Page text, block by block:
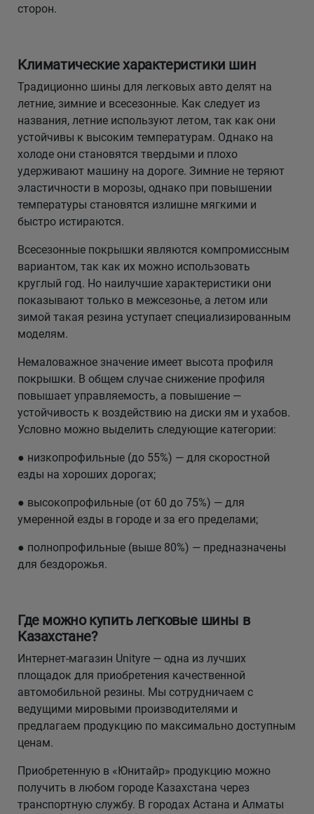
сторон.
Климатические характеристики шин
Традиционно шины для легковых авто делят на
летние, зимние и всесезонные. Как следует из
названия, летние используют летом, так как они
устойчивы к высоким температурам. Однако на
холоде они становятся твердыми и плохо
удерживают машину на дороге. Зимние не теряют
эластичности в морозы, однако при повышении
температуры становятся излишне мягкими и
быстро истираются.
Всесезонные покрышки являются компромиссным
вариантом, так как их можно использовать
круглый год. Но наилучшие характеристики они
показывают только в межсезонье, а летом или
зимой такая резина уступает специализированным
моделям.
Немаловажное значение имеет высота профиля
покрышки. В общем случае снижение профиля
повышает управляемость, а повышение —
устойчивость к воздействию на диски ям и ухабов.
Условно можно выделить следующие категории:
● низкопрофильные (до 55%) — для скоростной
езды на хороших дорогах;
● высокопрофильные (от 60 до 75%) — для
умеренной езды в городе и за его пределами;
● полнопрофильные (выше 80%) — предназначены
для бездорожья.
Где можно купить легковые шины в
Казахстане?
Интернет-магазин Unityre — одна из лучших
площадок для приобретения качественной
автомобильной резины. Мы сотрудничаем с
ведущими мировыми производителями и
предлагаем продукцию по максимально доступным
ценам.
Приобретенную в «Юнитайр» продукцию можно
получить в любом городе Казахстана через
транспортную службу. В городах Астана и Алматы